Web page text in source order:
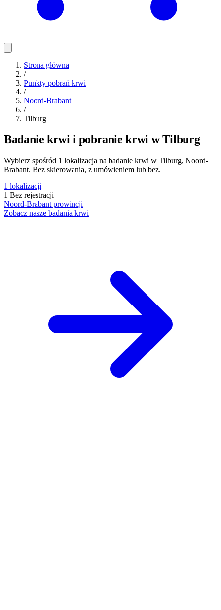
Strona główna
/
Punkty pobrań krwi
/
Noord-Brabant
/
Tilburg
Badanie krwi i pobranie krwi w Tilburg
Wybierz spośród 1 lokalizacja na badanie krwi w Tilburg, Noord-
Brabant. Bez skierowania, z umówieniem lub bez.
1 lokalizacji
1 Bez rejestracji
Noord-Brabant prowincji
Zobacz nasze badania krwi